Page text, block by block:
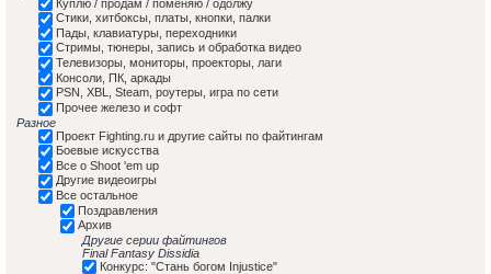
Куплю / продам / поменяю / одолжу
Стики, хитбоксы, платы, кнопки, палки
Пады, клавиатуры, переходники
Стримы, тюнеры, запись и обработка видео
Телевизоры, мониторы, проекторы, лаги
Консоли, ПК, аркады
PSN, XBL, Steam, роутеры, игра по сети
Прочее железо и софт
Разное
Проект Fighting.ru и другие сайты по файтингам
Боевые искусства
Все о Shoot 'em up
Другие видеоигры
Все остальное
Поздравления
Архив
Другие серии файтингов
Final Fantasy Dissidia
Конкурс: "Стань богом Injustice"